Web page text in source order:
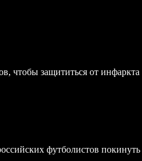
чтобы защититься от
футболистов покинуть